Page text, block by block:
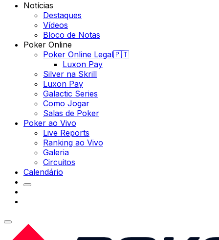
Notícias
Destaques
Vídeos
Bloco de Notas
Poker Online
Poker Online Legal🇵🇹
Luxon Pay
Silver na Skrill
Luxon Pay
Galactic Series
Como Jogar
Salas de Poker
Poker ao Vivo
Live Reports
Ranking ao Vivo
Galeria
Circuitos
Calendário